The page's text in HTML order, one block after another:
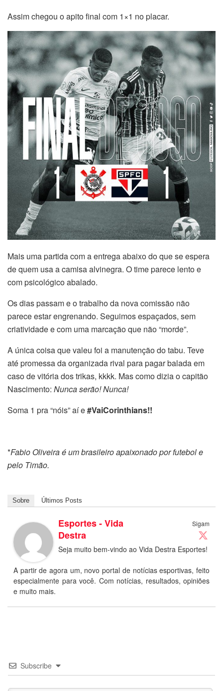
Assim chegou o apito final com 1×1 no placar.
Mais uma partida com a entrega abaixo do que se espera
de quem usa a camisa alvinegra. O time parece lento e
com psicológico abalado.
Os dias passam e o trabalho da nova comissão não
parece estar engrenando. Seguimos espaçados, sem
criatividade e com uma marcação que não “morde”.
A única coisa que valeu foi a manutenção do tabu. Teve
até promessa da organizada rival para pagar balada em
caso de vitória dos trikas, kkkk. Mas como dizia o capitão
Nascimento: Nunca serão! Nunca!
Soma 1 pra “nóis” aí e#VaiCorinthians!!
*Fabio Oliveira é um brasileiro apaixonado por futebol e
pelo Timão.
Sobre Últimos Posts
Sigam
Esportes - Vida
Destra
Seja muito bem-vindo ao Vida Destra Esportes!
A partir de agora um, novo portal de notícias esportivas, feito
especialmente para você. Com notícias, resultados, opiniões
e muito mais.
Subscribe